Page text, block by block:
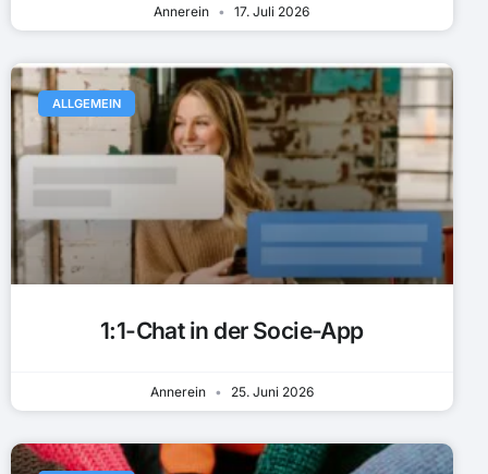
Annerein 17. Juli 2026
ALLGEMEIN
1:1-Chat in der Socie-App
Annerein 25. Juni 2026